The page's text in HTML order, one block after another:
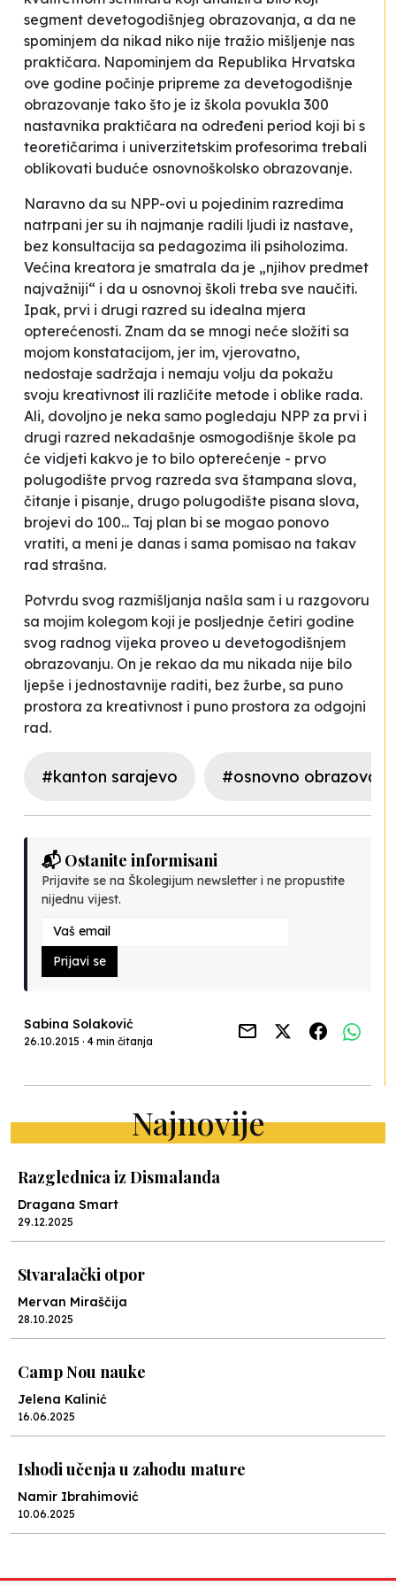
segment devetogodišnjeg obrazovanja, a da ne
spominjem da nikad niko nije tražio mišljenje nas
praktičara. Napominjem da Republika Hrvatska
ove godine počinje pripreme za devetogodišnje
obrazovanje tako što je iz škola povukla 300
nastavnika praktičara na određeni period koji bi s
teoretičarima i univerzitetskim profesorima trebali
oblikovati buduće osnovnoškolsko obrazovanje.
Naravno da su NPP-ovi u pojedinim razredima
natrpani jer su ih najmanje radili ljudi iz nastave,
bez konsultacija sa pedagozima ili psiholozima.
Većina kreatora je smatrala da je „njihov predmet
najvažniji“ i da u osnovnoj školi treba sve naučiti.
Ipak, prvi i drugi razred su idealna mjera
opterećenosti. Znam da se mnogi neće složiti sa
mojom konstatacijom, jer im, vjerovatno,
nedostaje sadržaja i nemaju volju da pokažu
svoju kreativnost ili različite metode i oblike rada.
Ali, dovoljno je neka samo pogledaju NPP za prvi i
drugi razred nekadašnje osmogodišnje škole pa
će vidjeti kakvo je to bilo opterećenje - prvo
polugodište prvog razreda sva štampana slova,
čitanje i pisanje, drugo polugodište pisana slova,
brojevi do 100... Taj plan bi se mogao ponovo
vratiti, a meni je danas i sama pomisao na takav
rad strašna.
Potvrdu svog razmišljanja našla sam i u razgovoru
sa mojim kolegom koji je posljednje četiri godine
svog radnog vijeka proveo u devetogodišnjem
obrazovanju. On je rekao da mu nikada nije bilo
ljepše i jednostavnije raditi, bez žurbe, sa puno
prostora za kreativnost i puno prostora za odgojni
rad.
#kanton sarajevo #osnovno
📬 Ostanite informisani
Prijavite se na Školegijum newsletter i ne propustite
nijednu vijest.
Prijavi se
Sabina Solaković
26.10.2015 · 4 min čitanja
Najnovije
Razglednica iz Dismalanda
Dragana Smart
29.12.2025
Stvaralački otpor
Mervan Miraščija
28.10.2025
Camp Nou nauke
Jelena Kalinić
16.06.2025
Ishodi učenja u zahodu mature
Namir Ibrahimović
10.06.2025